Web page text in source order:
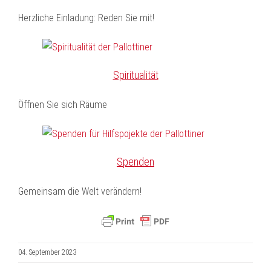
Herzliche Einladung: Reden Sie mit!
Spiritualität
Öffnen Sie sich Räume
Spenden
Gemeinsam die Welt verändern!
04. September 2023